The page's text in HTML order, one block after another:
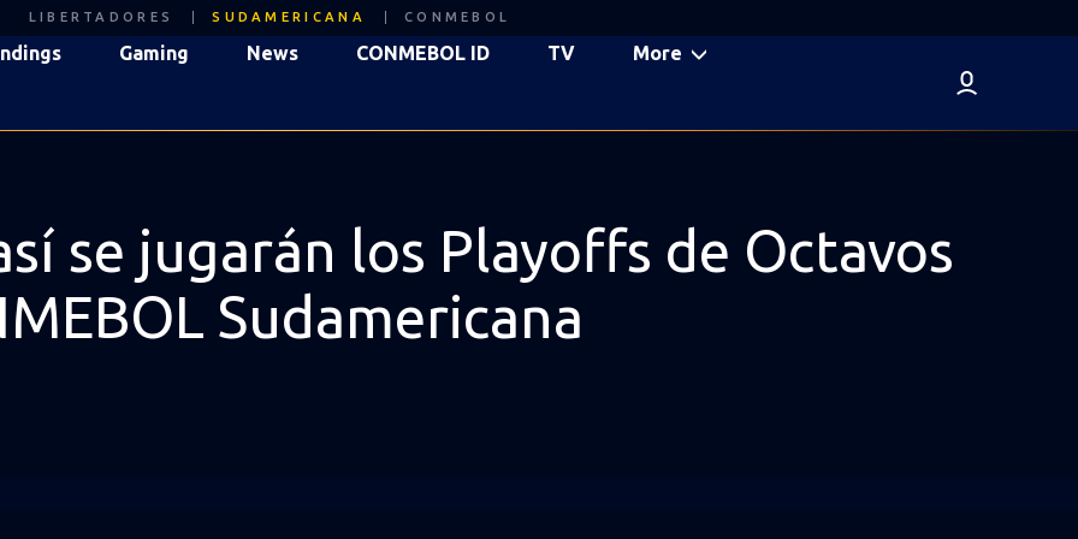
LIBERTADORES SUDAMERICANA CONMEBOL
Gaming News CONMEBOL ID TV More
se jugarán los Playoffs de Octavos
Sudamericana